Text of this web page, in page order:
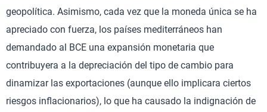
geopolítica. Asimismo, cada vez que la moneda única se ha
apreciado con fuerza, los países mediterráneos han
demandado al BCE una expansión monetaria que
contribuyera a la depreciación del tipo de cambio para
dinamizar las exportaciones (aunque ello implicara ciertos
riesgos inflacionarios), lo que ha causado la indignación de